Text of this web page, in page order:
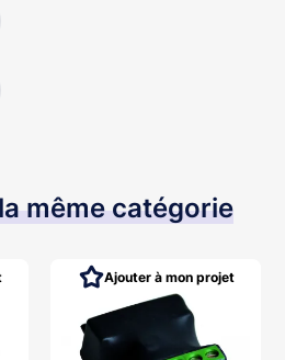
même catégorie
Ajouter à mon projet